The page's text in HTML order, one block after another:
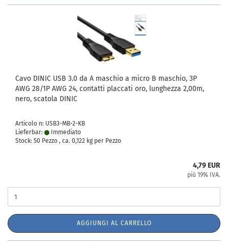
Cavo DINIC USB 3.0 da A maschio a micro B maschio, 3P
AWG 28/1P AWG 24, contatti placcati oro, lunghezza 2,00m,
nero, scatola DINIC
Articolo n: USB3-MB-2-KB
Lieferbar:
Immediato
Stock: 50 Pezzo , ca. 0,122 kg per Pezzo
4,79 EUR
più 19% IVA.
AGGIUNGI AL CARRELLO